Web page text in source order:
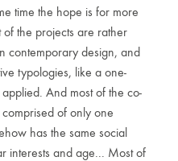
time the hope is for more
of the projects are rather
contemporary design, and
typologies, like a one-
And most of the co-
of only one
has the same social
interests and age... Most of